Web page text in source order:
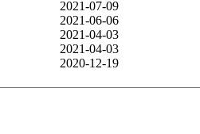
2021-07-09
2021-06-06
2021-04-03
2021-04-03
2020-12-19